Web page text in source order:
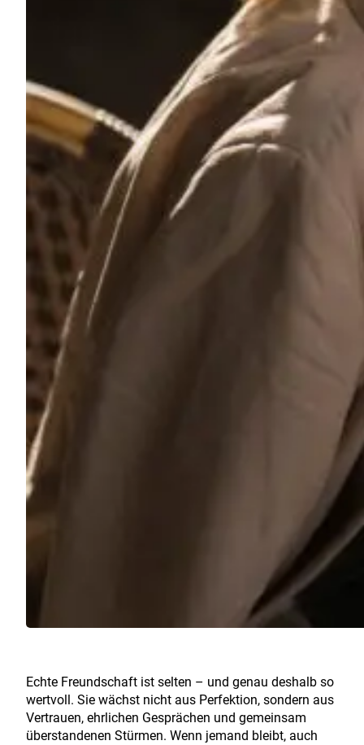
Echte Freundschaft ist selten – und genau deshalb so
wertvoll. Sie wächst nicht aus Perfektion, sondern aus
Vertrauen, ehrlichen Gesprächen und gemeinsam
überstandenen Stürmen. Wenn jemand bleibt, auch